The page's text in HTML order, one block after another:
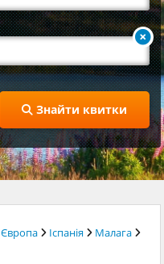
Знайти квитки
Європа Іспанія
Малага